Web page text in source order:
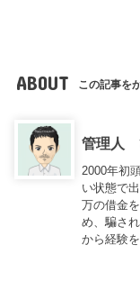
ABOUT この記事を
管理人
2000年初
い状態で
万の借金
め、騙さ
から経験